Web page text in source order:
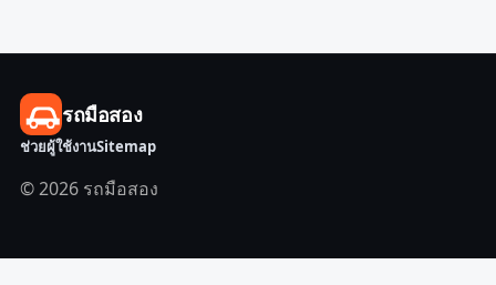
รถมือสอง
ช่วยผู้ใช้งานSitemap
© 2026 รถมือสอง